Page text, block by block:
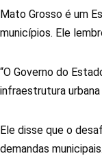
Mato Grosso é um
municípios. Ele
“O Governo do
infraestrutura
Ele disse que o
demandas